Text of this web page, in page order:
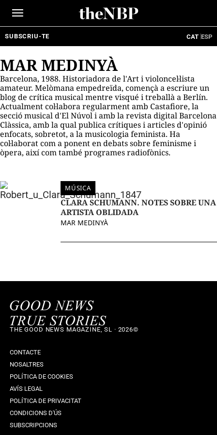
SUBSCRIU-TE CAT ESP
MAR MEDINYÀ
Barcelona, 1988. Historiadora de l'Art i violoncel·lista
amateur. Melòmana empedreïda, començà a escriure un
blog de crítica musical mentre visqué i treballà a Berlín.
Actualment col·labora regularment amb Castafiore, la
secció musical d'El Núvol i amb la revista digital Barcelona
Clàssica, amb la qual publica crítiques i articles d'opinió
enfocats, sobretot, a la musicologia feminista. Ha
col·laborat com a ponent en debats sobre feminisme i
òpera, així com també programes radiofònics.
MÚSICA
CLARA SCHUMANN. NOTES SOBRE UNA
ARTISTA OBLIDADA
MAR MEDINYÀ
THE GOOD NEWS MAGAZINE, SL · 2026©
CONTACTE
NOSALTRES
POLÍTICA DE COOKIES
AVÍS LEGAL
POLÍTICA DE PRIVACITAT
CONDICIONS D'ÚS
SUBSCRIPCIONS